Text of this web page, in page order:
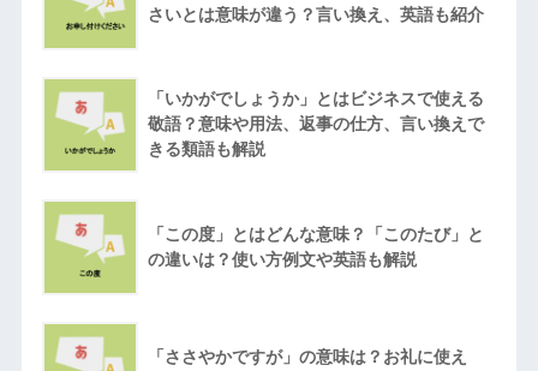
さいとは意味が違う？言い換え、英語も紹介
「いかがでしょうか」とはビジネスで使える
敬語？意味や用法、返事の仕方、言い換えで
きる類語も解説
「この度」とはどんな意味？「このたび」と
の違いは？使い方例文や英語も解説
「ささやかですが」の意味は？お礼に使え